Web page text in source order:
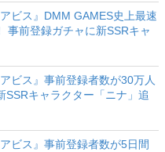
ビス』DMM GAMES史上最速
事前登録ガチャに新SSRキャ
ビス』事前登録者数が30万人
SSRキャラクター「ニナ」追
ビス』事前登録者数が5日間